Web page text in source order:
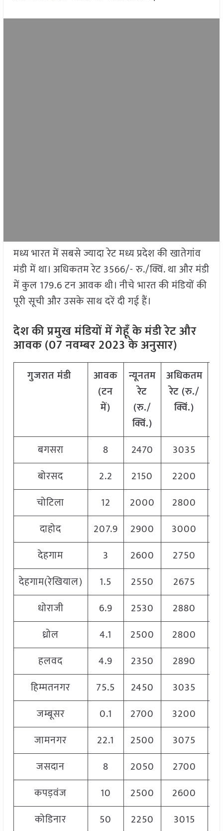
मध्य भारत में सबसे ज्यादा रेट मध्य प्रदेश की खातेगांव
मंडी में था। अधिकतम रेट 3566/- रु./क्विं. था और मंडी
में कुल 179.6 टन आवक थी। नीचे भारत की मंडियों की
पूरी सूची और उसके साथ दरें दी गई हैं।
देश की प्रमुख मंडियों में गेहूँ के मंडी रेट और
आवक (07 नवम्बर 2023 के अनुसार)
गुजरातमंडी
आवक
(टन
में)
न्यूनतम
रेट
(रु./
क्विं.)
अधिकतम
रेट (रु./
क्विं.)
बगसरा
8 2470 3035
बोरसद
2.2 2150 2200
चोटिला
12 2000 2800
दाहोद
207.9 2900 3000
देहगाम
3 2600 2750
देहगाम(रेखियाल)
1.5 2550 2675
धोराजी
6.9 2530 2880
ध्रोल
4.1 2500 2800
हलवद
4.9 2350 2890
हिम्मतनगर
75.5 2450 3035
जम्बूसर
0.1 2700 3200
जामनगर
22.1 2500 3075
जसदान
8 2050 2700
कपड़वंज
10 2500 2600
कोडिनार
50 2250 3015